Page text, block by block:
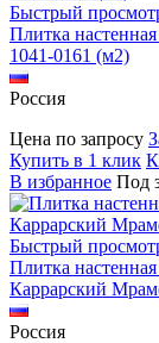
Быстрый
Плитка
1041-0161 (м2)
Россия
Цена по запросу
Купить в 1 клик
В избранное Под
Быстрый
Плитка
Каррарский
Россия